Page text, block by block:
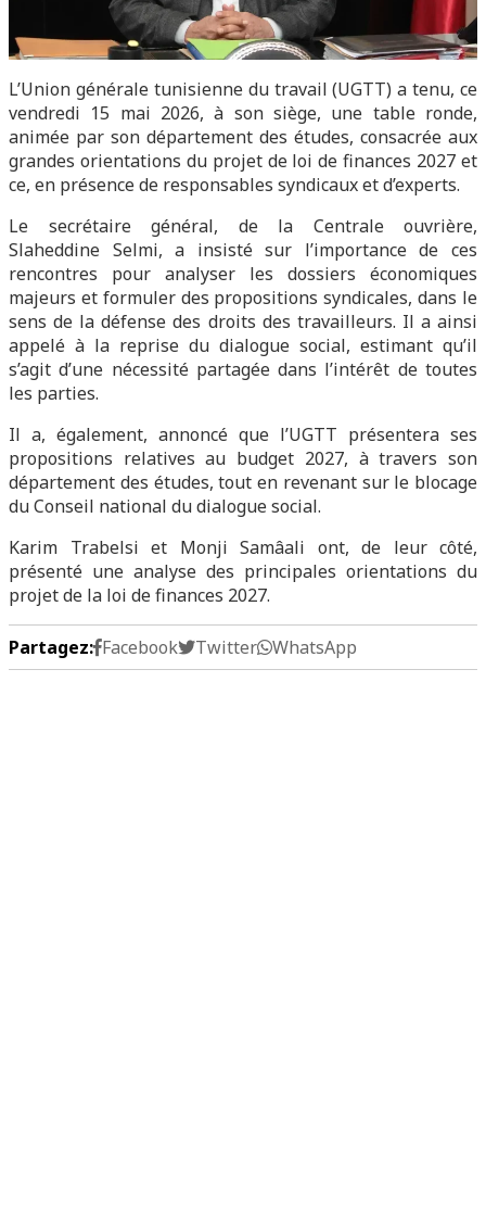
L’Union générale tunisienne du travail (UGTT) a tenu, ce
vendredi 15 mai 2026, à son siège, une table ronde,
animée par son département des études, consacrée aux
grandes orientations du projet de loi de finances 2027 et
ce, en présence de responsables syndicaux et d’experts.
Le secrétaire général, de la Centrale ouvrière,
Slaheddine Selmi, a insisté sur l’importance de ces
rencontres pour analyser les dossiers économiques
majeurs et formuler des propositions syndicales, dans le
sens de la défense des droits des travailleurs. Il a ainsi
appelé à la reprise du dialogue social, estimant qu’il
s’agit d’une nécessité partagée dans l’intérêt de toutes
les parties.
Il a, également, annoncé que l’UGTT présentera ses
propositions relatives au budget 2027, à travers son
département des études, tout en revenant sur le blocage
du Conseil national du dialogue social.
Karim Trabelsi et Monji Samâali ont, de leur côté,
présenté une analyse des principales orientations du
projet de la loi de finances 2027.
Partagez: Facebook Twitter WhatsApp